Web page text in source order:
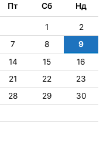
Пт Сб Нд
1
2
7 8
9
14 15
16
21 22
23
28 29
30